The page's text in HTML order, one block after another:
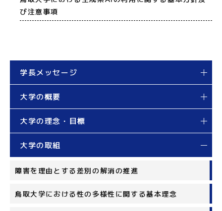
学長メッセージ
大学の概要
大学の理念・目標
大学の取組
障害を理由とする差別の解消の推進
鳥取大学における性の多様性に関する基本理念
び注意事項